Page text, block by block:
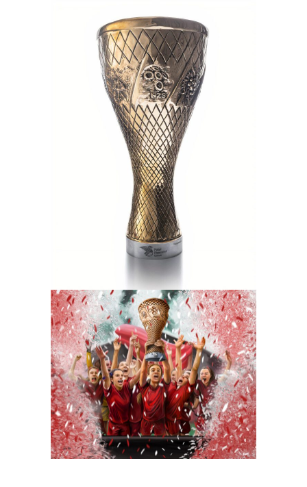
Nogometni pokal Slovenije
Ilustracija
Oblikovanje
Pokal Pivovarne Union
Ilustracija
Oblikovanje